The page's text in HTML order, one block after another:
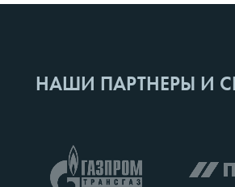
НАШИ ПАРТНЕРЫ И